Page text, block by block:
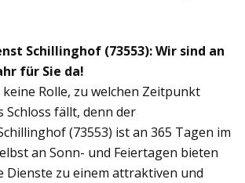
Schillinghof (73553): Wir sind an
für Sie da!
Rolle, zu welchen Zeitpunkt
Schloss fällt, denn der
(73553) ist an 365 Tagen im
an Sonn- und Feiertagen bieten
Dienste zu einem attraktiven und